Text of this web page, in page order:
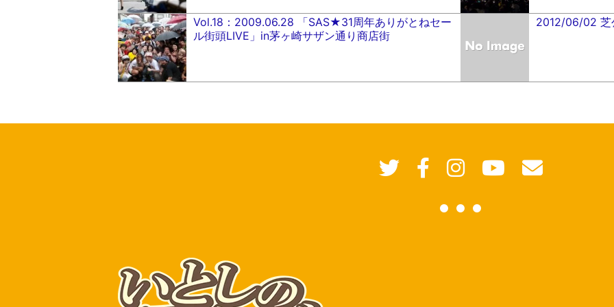
Vol.18：2009.06.28 「SAS★31周年ありがとねセー
ル街頭LIVE」in茅ヶ崎サザン通り商店街
2012/06/02 芝